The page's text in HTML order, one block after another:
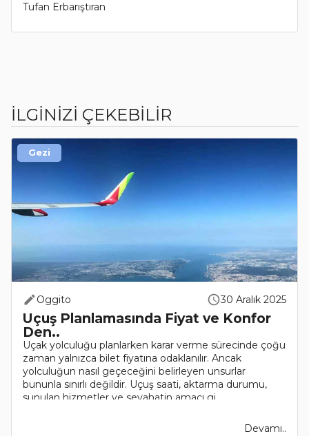
Tufan Erbarıştıran
İLGİNİZİ ÇEKEBİLİR
Oggito 30 Aralık 2025
Uçuş Planlamasında Fiyat ve Konfor
Den..
Uçak yolculuğu planlarken karar verme sürecinde çoğu
zaman yalnızca bilet fiyatına odaklanılır. Ancak
yolculuğun nasıl geçeceğini belirleyen unsurlar
bununla sınırlı değildir. Uçuş saati, aktarma durumu,
sunulan hizmetler ve seyahatin amacı gi..
Devamı..
Gezi